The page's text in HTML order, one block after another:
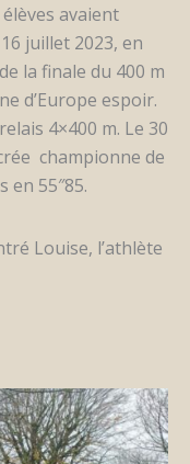
avaient
juillet 2023, en
la finale du 400 m
d’Europe espoir.
4×400 m. Le 30
championne de
en 55″85.
Louise, l’athlète